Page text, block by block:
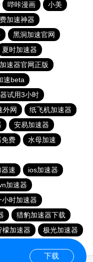
哔咔漫画
小美
加速神器
黑洞加速官网
夏时加速器
速器官网正版
速beta
试用3小时
外网
纸飞机加速器
安易加速器
费
水母加速
速
ios加速器
加速器
时加速器
猎豹加速器下载
檬加速器
极光加速器
下载